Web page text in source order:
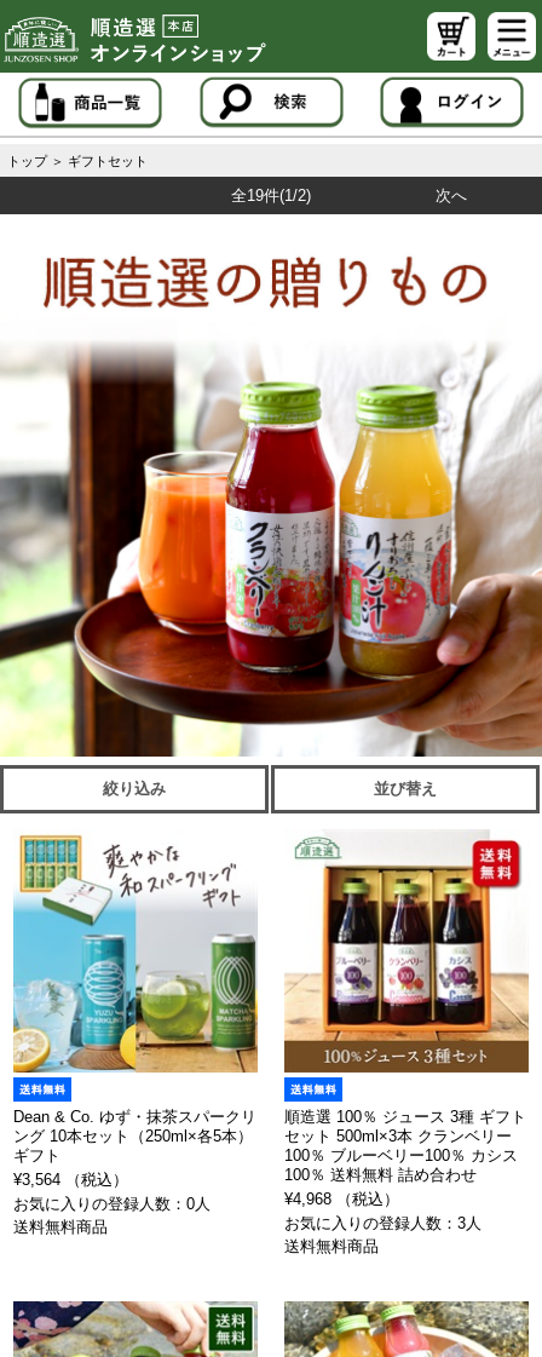
トップ ＞ ギフトセット
全19件(1/2) 次へ
絞り込み 並び替え
Dean & Co. ゆず・抹茶スパークリ
ング 10本セット（250ml×各5本）
ギフト
¥3,564 （税込）
お気に入りの登録人数：0人
送料無料商品
順造選 100％ ジュース 3種 ギフト
セット 500ml×3本 クランベリー
100％ ブルーベリー100％ カシス
100％ 送料無料 詰め合わせ
¥4,968 （税込）
お気に入りの登録人数：3人
送料無料商品